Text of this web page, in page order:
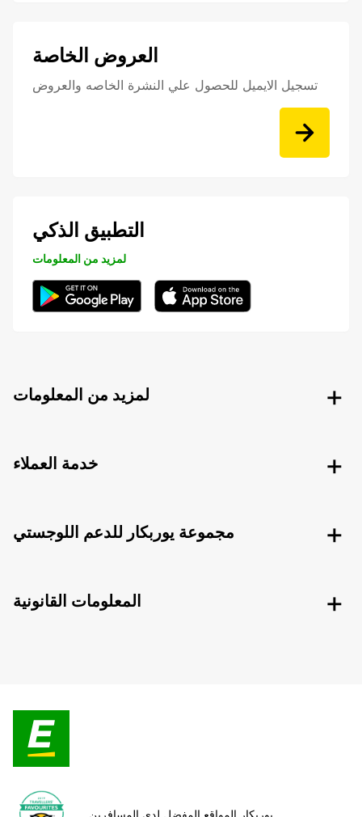
العروض الخاصة
تسجيل الايميل للحصول علي النشرة الخاصه والعروض
التطبيق الذكي
لمزيد من المعلومات
لمزيد من المعلومات
خدمة العملاء
مجموعة يوربكار للدعم اللوجستي
المعلومات القانونية
يوربكار المواقع المفضل لدى المسافرين